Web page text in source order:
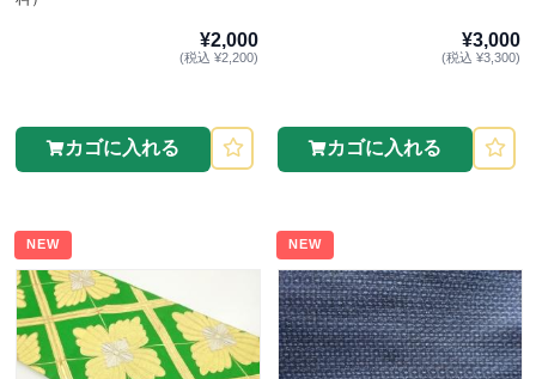
¥2,000
(税込 ¥2,200)
カゴに入れる
¥3,000
(税込 ¥3,300)
カゴに入れる
NEW NEW